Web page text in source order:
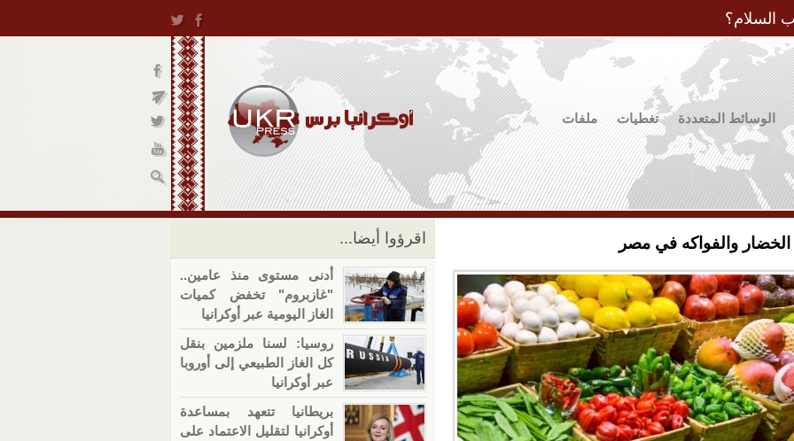
السلام؟
الوسائط المتعددة تغطيات ملفات
والفواكه في مصر اقرؤوا أيضا...
أدنى مستوى منذ عامين..
"غازبروم" تخفض كميات
الغاز اليومية عبر أوكرانيا
روسيا: لسنا ملزمين بنقل
كل الغاز الطبيعي إلى أوروبا
عبر أوكرانيا
بريطانيا تتعهد بمساعدة
أوكرانيا لتقليل الاعتماد على